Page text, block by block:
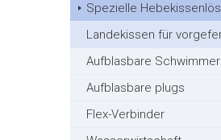
Spezielle
Landekissen für
Aufblasbare Schwimmer
Aufblasbare plugs
Flex-Verbinder